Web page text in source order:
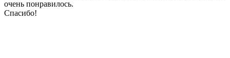
очень понравилось.
Спасибо!